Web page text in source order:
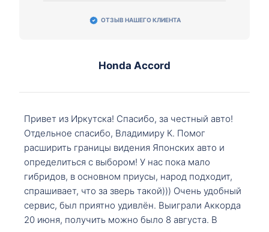
ОТЗЫВ НАШЕГО КЛИЕНТА
Honda Accord
Привет из Иркутска! Спасибо, за честный авто!
Отдельное спасибо, Владимиру К. Помог
расширить границы видения Японских авто и
определиться с выбором! У нас пока мало
гибридов, в основном приусы, народ подходит,
спрашивает, что за зверь такой))) Очень удобный
сервис, был приятно удивлён. Выиграли Аккорда
20 июня, получить можно было 8 августа. В